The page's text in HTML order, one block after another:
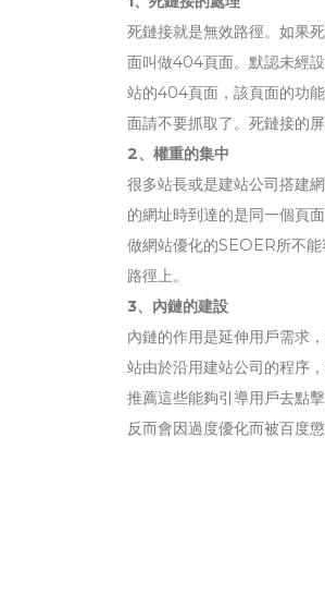
死鏈接就是無效路徑。如果
面叫做404頁面。默認未經
站的404頁面，該頁面的功
面請不要抓取了。死鏈接的
2、權重的集中
很多站長或是建站公司搭
的網址時到達的是同一個頁
做網站優化的SEOER所不
路徑上。
3、內鏈的建設
內鏈的作用是延伸用戶需求
站由於沿用建站公司的程序
推薦這些能夠引導用戶去點
反而會因過度優化而被百度懲